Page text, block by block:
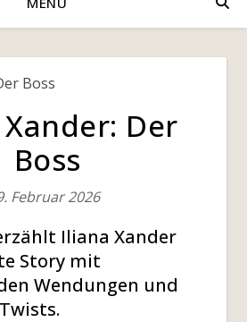
Der
Boss
Februar 2026
erzählt Iliana Xander
Story mit
Wendungen und